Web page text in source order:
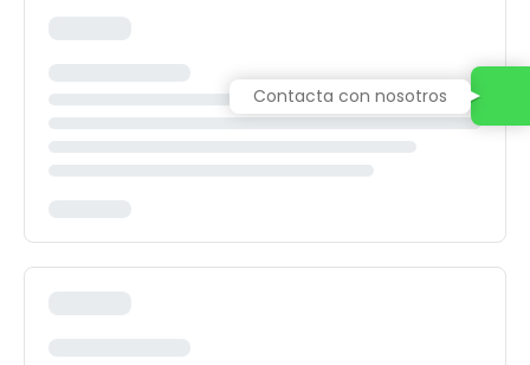
Contacta con nosotros